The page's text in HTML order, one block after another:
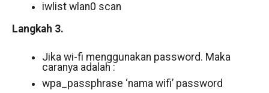
iwlist wlan0 scan
Langkah 3.
Jika wi-fi menggunakan password. Maka
caranya adalah :
wpa_passphrase ‘nama wifi’ password